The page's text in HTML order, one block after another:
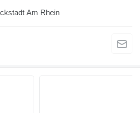
Am Rhein